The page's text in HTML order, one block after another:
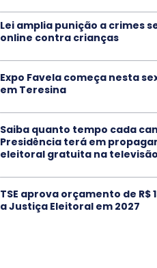
Lei amplia punição a crimes
online contra crianças
Expo Favela começa nesta
em Teresina
Saiba quanto tempo cada
Presidência terá em
eleitoral gratuita na televisão
TSE aprova orçamento de R$
a Justiça Eleitoral em 2027